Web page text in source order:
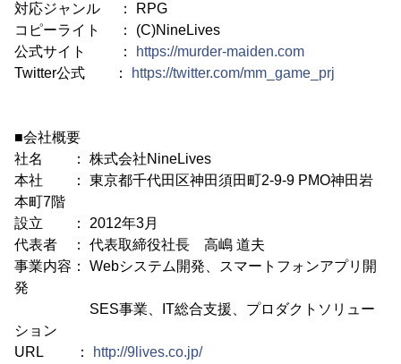
対応ジャンル ： RPG
コピーライト ： (C)NineLives
公式サイト ：
https://murder-maiden.com
Twitter公式 ：
https://twitter.com/mm_game_prj
■会社概要
社名 ： 株式会社NineLives
本社 ： 東京都千代田区神田須田町2-9-9 PMO神田岩
本町7階
設立 ： 2012年3月
代表者 ： 代表取締役社長 高嶋 道夫
事業内容： Webシステム開発、スマートフォンアプリ開
発
SES事業、IT総合支援、プロダクトソリュー
ション
URL ：
http://9lives.co.jp/